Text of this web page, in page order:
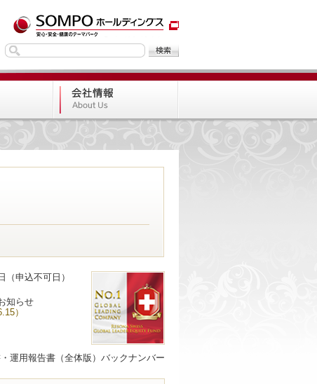
（申込不可日）
知らせ
）
運用報告書（全体版）バックナンバー